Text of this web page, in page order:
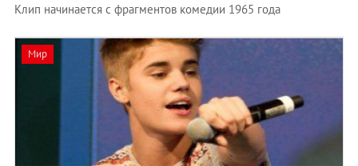
Клип начинается с фрагментов комедии 1965 года
Мир